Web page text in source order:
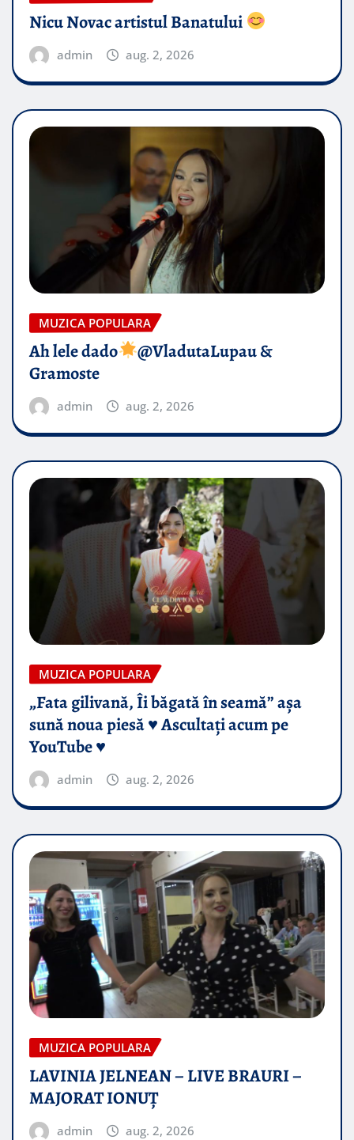
Nicu Novac artistul Banatului
admin aug. 2, 2026
MUZICA POPULARA
Ah lele dado​
@VladutaLupau &
Gramoste
admin aug. 2, 2026
MUZICA POPULARA
„Fata gilivană, Îi băgată în seamă” așa
sună noua piesă ♥️ Ascultați acum pe
YouTube ♥️
admin aug. 2, 2026
MUZICA POPULARA
LAVINIA JELNEAN – LIVE BRAURI –
MAJORAT IONUŢ
admin aug. 2, 2026